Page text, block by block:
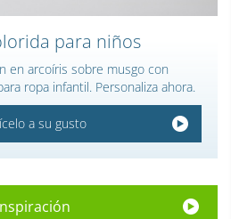
para niños
en arcoíris sobre musgo con
ropa infantil. Personaliza ahora.
a su gusto